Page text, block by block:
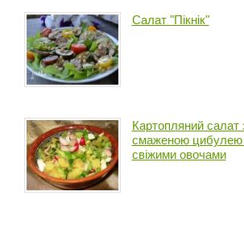
Салат "Пікнік"
Картопляний салат
смаженою цибулею
свіжими овочами